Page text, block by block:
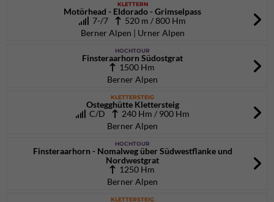
KLETTERN
Motörhead - Eldorado - Grimselpass
7-/7
520 m / 800 Hm
Berner Alpen | Urner Alpen
HOCHTOUR
Finsteraarhorn Südostgrat
1500 Hm
Berner Alpen
KLETTERSTEIG
Ostegghütte Klettersteig
C/D 240 Hm / 900 Hm
Berner Alpen
HOCHTOUR
Finsteraarhorn - Nomalweg über Südwestflanke und
Nordwestgrat
1250 Hm
Berner Alpen
KLETTERSTEIG